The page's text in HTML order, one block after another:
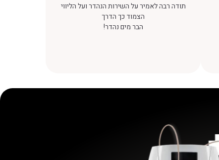
תודה רבה לאמיר על השירות הנהדר ועל הליווי
הצמוד כך הדרך
הבר מים נהדר!